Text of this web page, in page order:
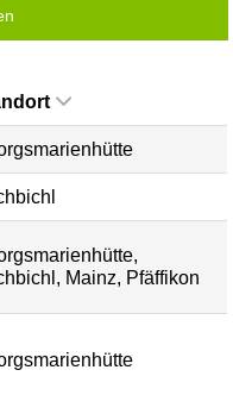
Mainz, Pfäffikon